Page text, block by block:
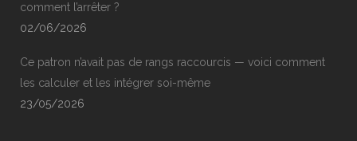
comment l’arrêter ?
02/06/2026
Ce patron n’avait pas de rangs raccourcis — voici comment
les calculer et les intégrer soi-même
23/05/2026